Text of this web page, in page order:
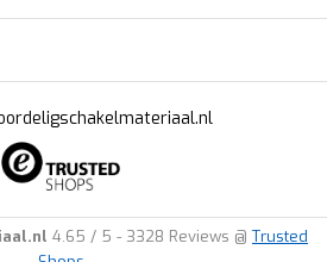
4.65 / 5 - 3328 Reviews @ Trusted